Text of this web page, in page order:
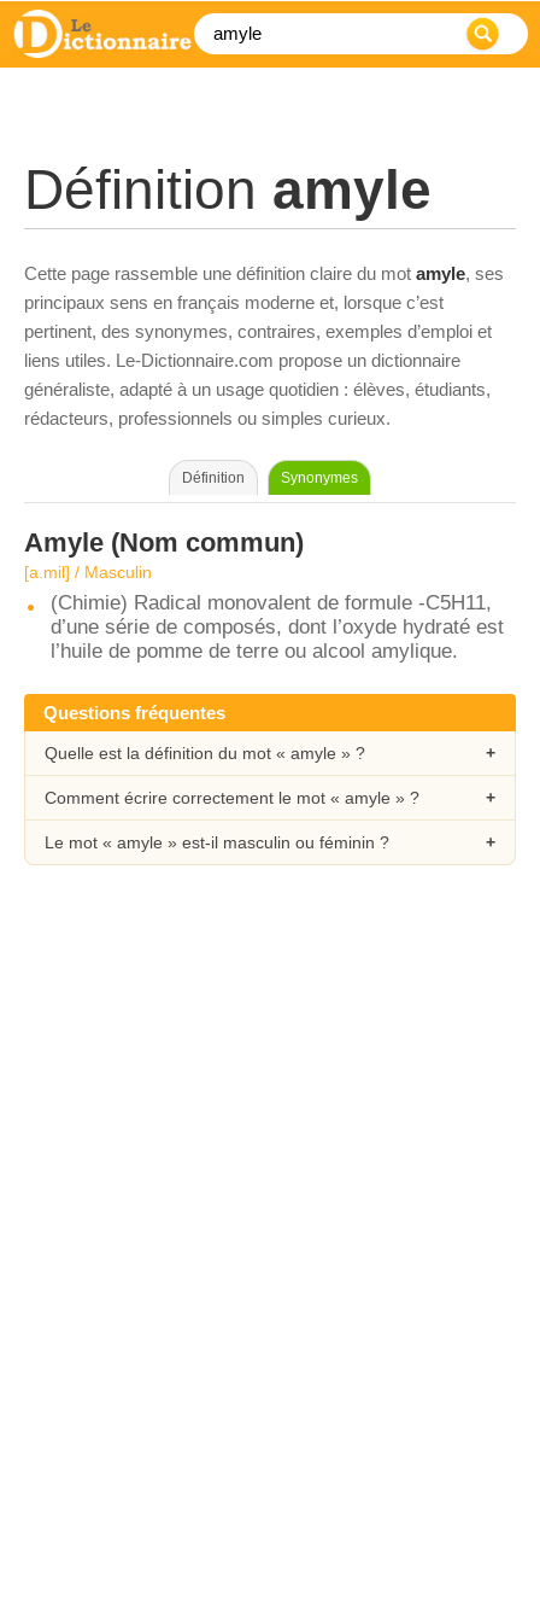
Définition amyle
Cette page rassemble une définition claire du mot amyle, ses
principaux sens en français moderne et, lorsque c’est
pertinent, des synonymes, contraires, exemples d’emploi et
liens utiles. Le-Dictionnaire.com propose un dictionnaire
généraliste, adapté à un usage quotidien : élèves, étudiants,
rédacteurs, professionnels ou simples curieux.
Définition Synonymes
Amyle (Nom commun)
[a.mil] / Masculin
(Chimie) Radical monovalent de formule -C5H11,
d’une série de composés, dont l’oxyde hydraté est
l’huile de pomme de terre ou alcool amylique.
Questions fréquentes
Quelle est la définition du mot « amyle » ?
Comment écrire correctement le mot « amyle » ?
Le mot « amyle » est-il masculin ou féminin ?